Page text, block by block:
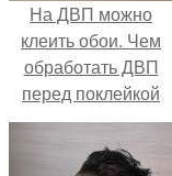
На ДВП можно
клеить обои. Чем
обработать ДВП
перед поклейкой
обоев?